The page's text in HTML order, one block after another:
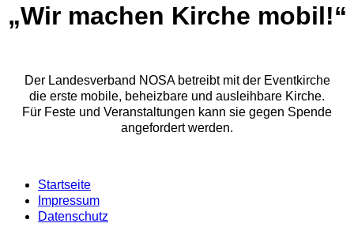
„Wir machen Kirche mobil!“
Der Landesverband NOSA betreibt mit der Eventkirche
die erste mobile, beheizbare und ausleihbare Kirche.
Für Feste und Veranstaltungen kann sie gegen Spende
angefordert werden.
Startseite
Impressum
Datenschutz